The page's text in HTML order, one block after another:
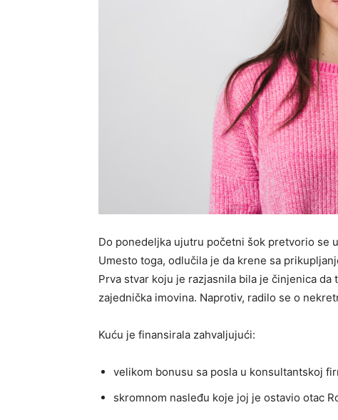
Do ponedeljka ujutru početni šok pretvorio se
Umesto toga, odlučila je da krene sa
Prva stvar koju je razjasnila bila je činjenica
zajednička imovina. Naprotiv, radilo se o
Kuću je finansirala zahvaljujući:
velikom bonusu sa posla u konsultantskoj
skromnom nasleđu koje joj je ostavio otac